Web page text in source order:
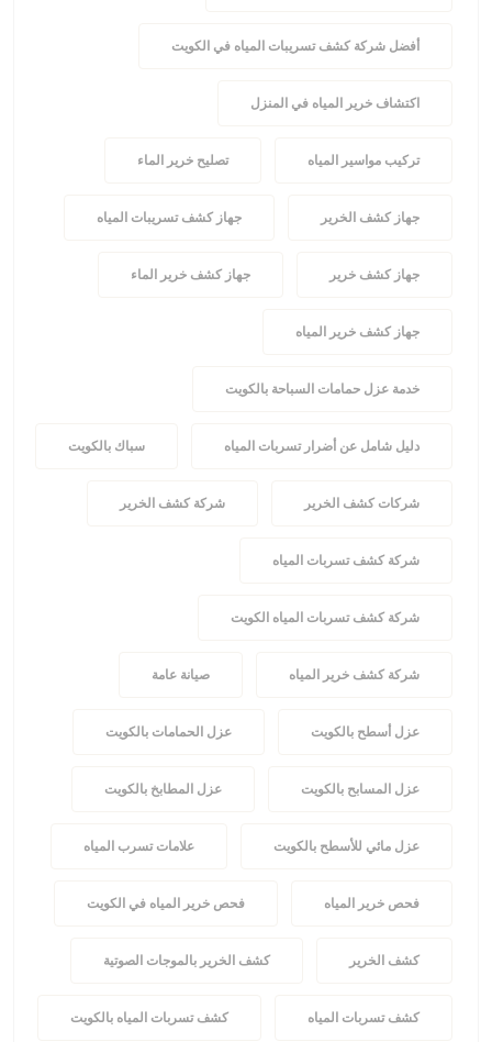
أفضل شركة كشف تسريبات المياه في الكويت
اكتشاف خرير المياه في المنزل
تركيب مواسير المياه تصليح خرير الماء
جهاز كشف الخرير جهاز كشف تسريبات المياه
جهاز كشف خرير جهاز كشف خرير الماء
جهاز كشف خرير المياه
خدمة عزل حمامات السباحة بالكويت
دليل شامل عن أضرار تسربات المياه سباك بالكويت
شركات كشف الخرير شركة كشف الخرير
شركة كشف تسربات المياه
شركة كشف تسربات المياه الكويت
شركة كشف خرير المياه صيانة عامة
عزل أسطح بالكويت عزل الحمامات بالكويت
عزل المسابح بالكويت عزل المطابخ بالكويت
عزل مائي للأسطح بالكويت علامات تسرب المياه
فحص خرير المياه فحص خرير المياه في الكويت
كشف الخرير كشف الخرير بالموجات الصوتية
كشف تسربات المياه كشف تسربات المياه بالكويت